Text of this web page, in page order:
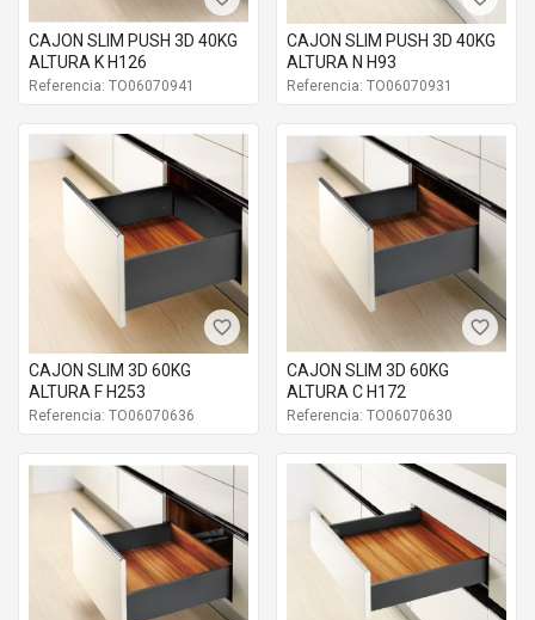
CAJON SLIM PUSH 3D 40KG
ALTURA K H126
Referencia: TO06070941
CAJON SLIM PUSH 3D 40KG
ALTURA N H93
Referencia: TO06070931
favorite_border
CAJON SLIM 3D 60KG
ALTURA F H253
Referencia: TO06070636
favorite_border
CAJON SLIM 3D 60KG
ALTURA C H172
Referencia: TO06070630